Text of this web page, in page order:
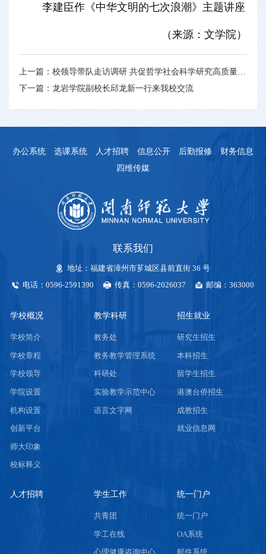
李建臣作《中华文明的七次浪潮》主题讲座
（来源：文学院）
上一篇： 校领导带队走访调研 共促哲学社会科学研究高质量发展
下一篇： 龙岩学院副校长邱龙新一行来我校交流
办公系统 选课系统 人才招聘 信息公开 后勤报修
财务信息
四维传媒
联系我们
地址：福建省漳州市芗城区县前直街 36 号
电话：0596-2591390 传真：0596-2026037 邮编：363000
学校概况
学校简介
学校章程
学校领导
学院设置
机构设置
创新平台
师大印象
校标释义
教学科研
教务处
教务教学管理系统
科研处
实验教学示范中心
语言文字网
招生就业
研究生招生
本科招生
留学生招生
港澳台侨招生
成教招生
就业信息网
人才招聘 学生工作
共青团
学工在线
心理健康咨询中心
统一门户
统一门户
OA系统
邮件系统